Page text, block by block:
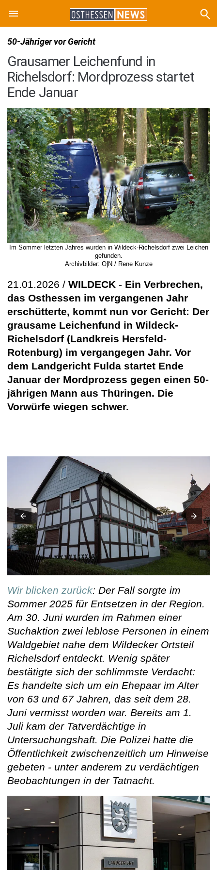
50-Jähriger vor Gericht
Grausamer Leichenfund in
Richelsdorf: Mordprozess startet
Ende Januar
Im Sommer letzten Jahres wurden in Wildeck-Richelsdorf zwei Leichen
gefunden.
Archivbilder: O|N / Rene Kunze
21.01.2026 / WILDECK - Ein Verbrechen,
das Osthessen im vergangenen Jahr
erschütterte, kommt nun vor Gericht: Der
grausame Leichenfund in Wildeck-
Richelsdorf (Landkreis Hersfeld-
Rotenburg) im vergangegen Jahr. Vor
dem Landgericht Fulda startet Ende
Januar der Mordprozess gegen einen 50-
jährigen Mann aus Thüringen. Die
Vorwürfe wiegen schwer.
Wir blicken zurück: Der Fall sorgte im
Sommer 2025 für Entsetzen in der Region.
Am 30. Juni wurden im Rahmen einer
Suchaktion zwei leblose Personen in einem
Waldgebiet nahe dem Wildecker Ortsteil
Richelsdorf entdeckt. Wenig später
bestätigte sich der schlimmste Verdacht:
Es handelte sich um ein Ehepaar im Alter
von 63 und 67 Jahren, das seit dem 28.
Juni vermisst worden war. Bereits am 1.
Juli kam der Tatverdächtige in
Untersuchungshaft. Die Polizei hatte die
Öffentlichkeit zwischenzeitlich um Hinweise
gebeten - unter anderem zu verdächtigen
Beobachtungen in der Tatnacht.